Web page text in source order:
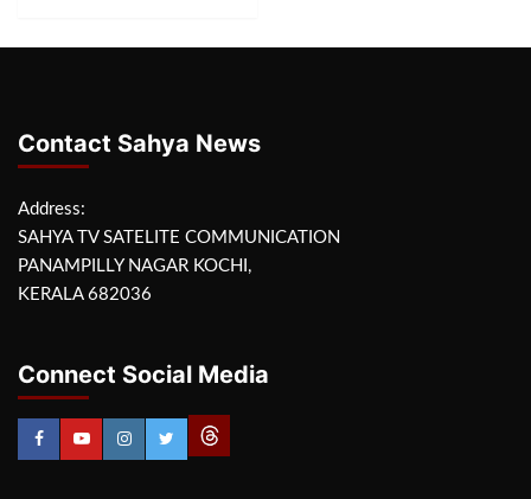
Contact Sahya News
Address:
SAHYA TV SATELITE COMMUNICATION
PANAMPILLY NAGAR KOCHI,
KERALA 682036
Connect Social Media